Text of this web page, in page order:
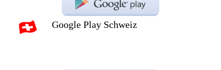
Google Play Schweiz